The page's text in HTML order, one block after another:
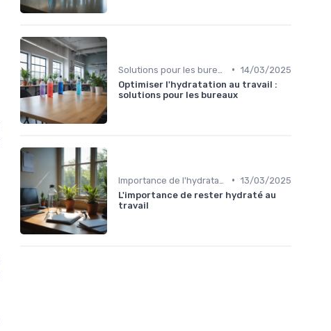
• 14/03/2025
Optimiser l'hydratation au travail :
solutions pour les bureaux
• 13/03/2025
L'importance de rester hydraté au
travail